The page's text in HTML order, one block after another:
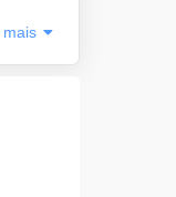
mais